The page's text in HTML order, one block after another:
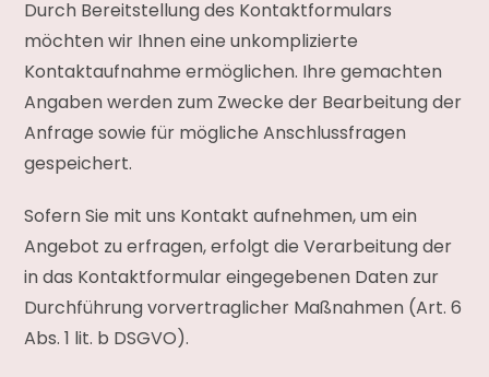
Durch Bereitstellung des Kontaktformulars
möchten wir Ihnen eine unkomplizierte
Kontaktaufnahme ermöglichen. Ihre gemachten
Angaben werden zum Zwecke der Bearbeitung der
Anfrage sowie für mögliche Anschlussfragen
gespeichert.
Sofern Sie mit uns Kontakt aufnehmen, um ein
Angebot zu erfragen, erfolgt die Verarbeitung der
in das Kontaktformular eingegebenen Daten zur
Durchführung vorvertraglicher Maßnahmen (Art. 6
Abs. 1 lit. b DSGVO).